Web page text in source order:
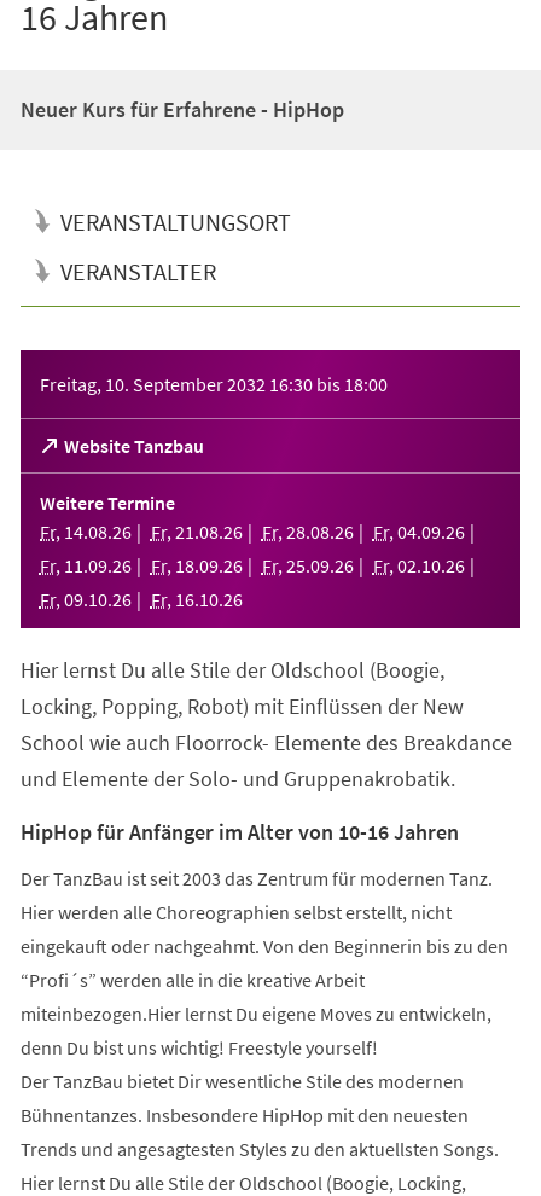
16 Jahren
Neuer Kurs für Erfahrene - HipHop
VERANSTALTUNGSORT
VERANSTALTER
Freitag, 10. September 2032 16:30 bis 18:00
Website Tanzbau
(Öffnet
in
einem
neuen
Tab)
Weitere Termine
Fr, 14.08.26 Fr, 21 .08.26 Fr, 28.08.26 Fr, 04.09.26
Fr, 11 .09.26 Fr, 18.09.26 Fr, 25.09.26 Fr, 02.10.26
Fr, 09.10.26 Fr, 16.10.26
Hier lernst Du alle Stile der Oldschool (Boogie,
Locking, Popping, Robot) mit Einflüssen der New
School wie auch Floorrock- Elemente des Breakdance
und Elemente der Solo- und Gruppenakrobatik.
HipHop für Anfänger im Alter von 10-16 Jahren
Der TanzBau ist seit 2003 das Zentrum für modernen Tanz.
Hier werden alle Choreographien selbst erstellt, nicht
eingekauft oder nachgeahmt. Von den Beginnerin bis zu den
“Profi´s” werden alle in die kreative Arbeit
miteinbezogen.Hier lernst Du eigene Moves zu entwickeln,
denn Du bist uns wichtig! Freestyle yourself!
Der TanzBau bietet Dir wesentliche Stile des modernen
Bühnentanzes. Insbesondere HipHop mit den neuesten
Trends und angesagtesten Styles zu den aktuellsten Songs.
Hier lernst Du alle Stile der Oldschool (Boogie, Locking,